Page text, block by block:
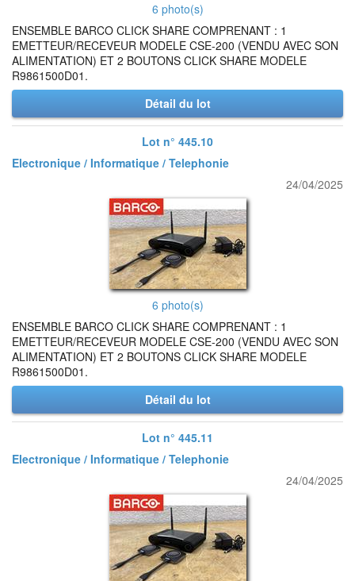
6 photo(s)
ENSEMBLE BARCO CLICK SHARE COMPRENANT : 1
EMETTEUR/RECEVEUR MODELE CSE-200 (VENDU AVEC SON
ALIMENTATION) ET 2 BOUTONS CLICK SHARE MODELE
R9861500D01.
Détail du lot
Lot n° 445.10
Electronique / Informatique / Telephonie
24/04/2025
6 photo(s)
ENSEMBLE BARCO CLICK SHARE COMPRENANT : 1
EMETTEUR/RECEVEUR MODELE CSE-200 (VENDU AVEC SON
ALIMENTATION) ET 2 BOUTONS CLICK SHARE MODELE
R9861500D01.
Détail du lot
Lot n° 445.11
Electronique / Informatique / Telephonie
24/04/2025